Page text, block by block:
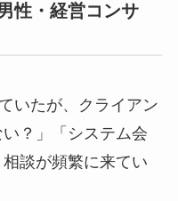
性・経営コンサ
いたが、クライアン
？」「システム会
談が頻繁に来てい